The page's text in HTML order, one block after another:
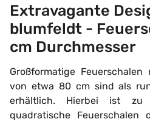
Extravagante
blumfeldt -
cm Durchmesser
Großformatige
von etwa 80 cm sind als
erhältlich. Hierbei ist zu
quadratische